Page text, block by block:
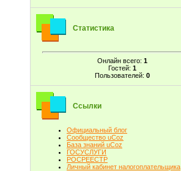
Статистика
Онлайн всего: 1
Гостей: 1
Пользователей: 0
Ссылки
Официальный блог
Сообщество uCoz
База знаний uCoz
ГОСУСЛУГИ
РОСРЕЕСТР
Личный кабинет налогоплательщика